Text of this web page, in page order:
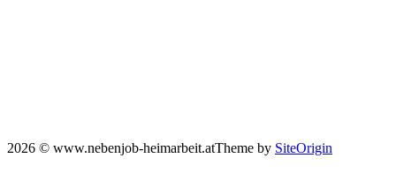
2026 © www.nebenjob-heimarbeit.atTheme by SiteOrigin